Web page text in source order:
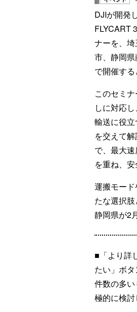
DJIが開発
FLYCART
ナーを、
市、静岡
で開催する
このセミ
しに対応
輸送に役
を交えて
で、最大
を重ね、安
運搬モー
たな選択
静岡県が2
■「より詳
たい」ボ
件数の多
極的に検討